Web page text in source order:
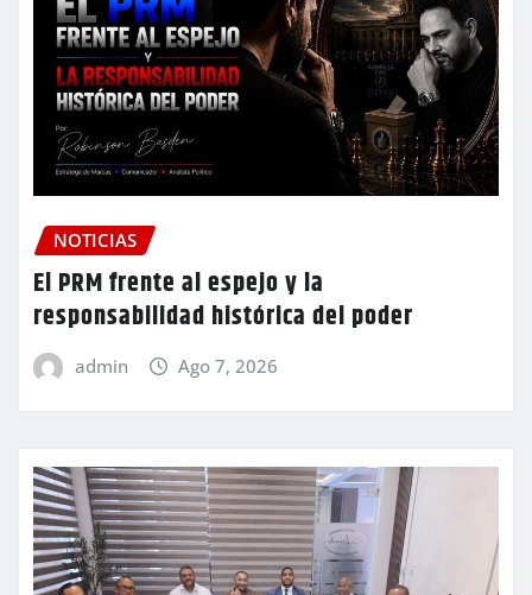
NOTICIAS
El PRM frente al espejo y la
responsabilidad histórica del poder
admin Ago 7, 2026